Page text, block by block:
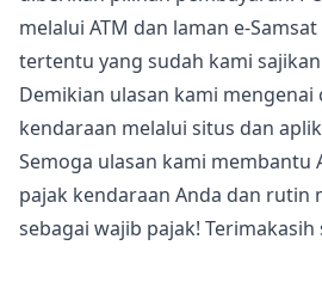
melalui ATM dan laman e-
tertentu yang sudah kami
Demikian ulasan kami mengenai
kendaraan melalui situs dan
Semoga ulasan kami membantu
pajak kendaraan Anda dan rutin
sebagai wajib pajak!